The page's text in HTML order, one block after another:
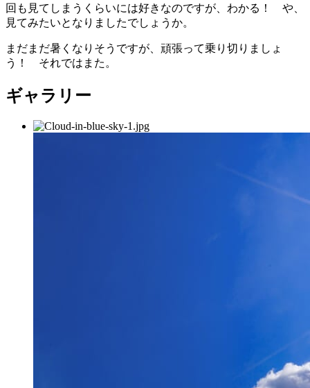
回も見てしまうくらいには好きなのですが、わかる！ や、
見てみたいとなりましたでしょうか。
まだまだ暑くなりそうですが、頑張って乗り切りましょ
う！ それではまた。
ギャラリー